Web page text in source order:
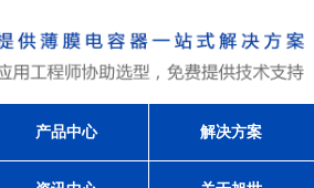
产品中心 解决方案